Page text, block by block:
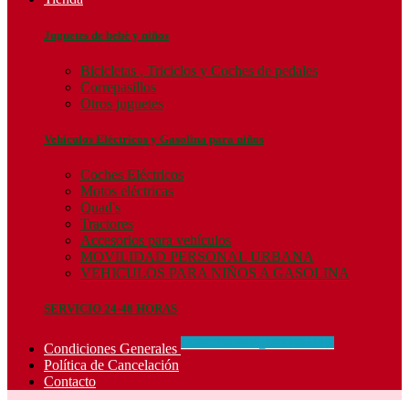
Juguetes de bebé y niños
Bicicletas , Triciclos y Coches de pedales
Correpasillos
Otros juguetes
Vehículos Eléctricos y Gasolina para niños
Coches Eléctricos
Motos eléctricas
Quad's
Tractores
Accesorios para vehículos
MOVILIDAD PERSONAL URBANA
VEHICULOS PARA NIÑOS A GASOLINA
SERVICIO 24-48 HORAS
Condiciones Generales
Política de Cancelación
Contacto